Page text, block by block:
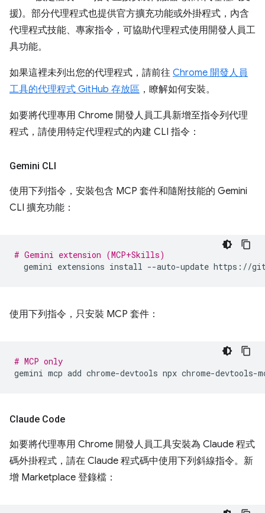
援)。部分代理程式也提供官方擴充功能或外掛程式，內含
代理程式技能、專家指令，可協助代理程式使用開發人員工
具功能。
如果這裡未列出您的代理程式，請前往 Chrome 開發人員
工具的代理程式 GitHub 存放區 ，瞭解如何安裝。
如要將代理專用 Chrome 開發人員工具新增至指令列代理
程式，請使用特定代理程式的內建 CLI 指令：
Gemini CLI
使用下列指令，安裝包含 MCP 套件和隨附技能的 Gemini
CLI 擴充功能：
# Gemini extension (MCP+Skills)
gemini extensions install --auto-update
使用下列指令，只安裝 MCP 套件：
# MCP only
gemini mcp add chrome-devtools npx
Claude Code
如要將代理專用 Chrome 開發人員工具安裝為 Claude 程式
碼外掛程式，請在 Claude 程式碼中使用下列斜線指令。新
增 Marketplace 登錄檔：